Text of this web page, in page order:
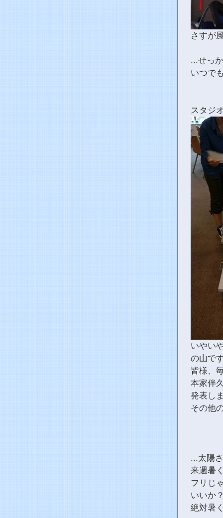
さすが
...せっ
いつで
スタジ
いやい
の山で
皆様、
本家伴
発表し
その他
...太陽
来週暑
フリじ
いいか
絶対暑